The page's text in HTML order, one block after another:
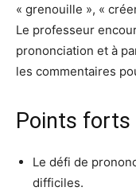
« grenouille », «
Le professeur
prononciation et à
les commentaires
Points forts
Le défi de
difficiles.